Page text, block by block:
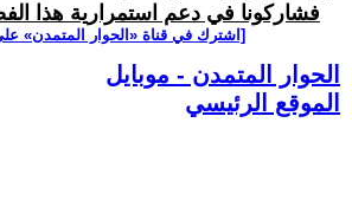
فشاركونا في دعم استمرارية هذا
[اشترك في قناة ‫«الحوار المتمدن»
الحوار المتمدن - موبايل
الموقع الرئيسي